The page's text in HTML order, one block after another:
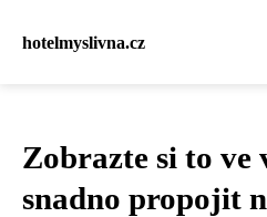
hotelmyslivna.cz
Zobrazte si to ve
snadno propojit